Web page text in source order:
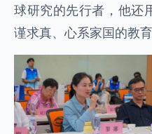
球研究的先行者，他还
谨求真、心系家国的教育